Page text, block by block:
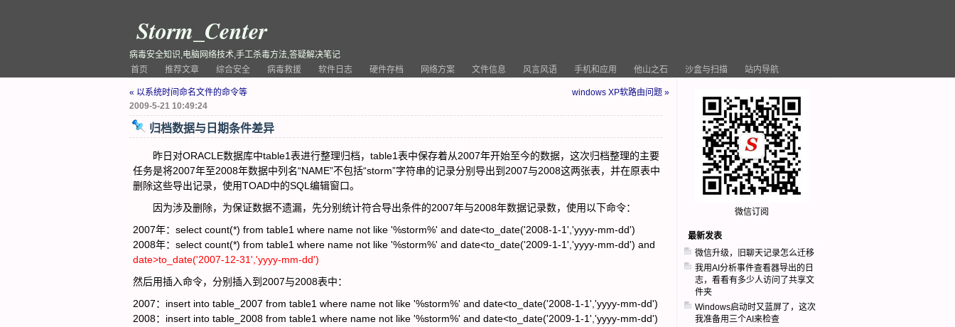
Storm_Center
病毒安全知识,电脑网络技术,手工杀毒方法,答疑解决笔记
首页
推荐文章 综合安全 病毒救援 软件日志 硬件存档 网络方案 文件信息 风言风语 手机和应用 他山之石 沙盒与扫描 站内导航
« 以系统时间命名文件的命令等
windows XP软路由问题 »
2009-5-21 10:49:24
归档数据与日期条件差异
昨日对ORACLE数据库中table1表进行整理归档，table1表中保存着从2007年开始至今的数据，这次归档整理的主要
任务是将2007年至2008年数据中列名“NAME”不包括“storm”字符串的记录分别导出到2007与2008这两张表，并在原表中
删除这些导出记录，使用TOAD中的SQL编辑窗口。
因为涉及删除，为保证数据不遗漏，先分别统计符合导出条件的2007年与2008年数据记录数，使用以下命令：
2007年：select count(*) from table1 where name not like '%storm%' and date<to_date('2008-1-1','yyyy-mm-dd')
2008年：select count(*) from table1 where name not like '%storm%' and date<to_date('2009-1-1','yyyy-mm-dd') and
date>to_date('2007-12-31','yyyy-mm-dd')
然后用插入命令，分别插入到2007与2008表中：
2007：insert into table_2007 from table1 where name not like '%storm%' and date<to_date('2008-1-1','yyyy-mm-dd')
2008：insert into table_2008 from table1 where name not like '%storm%' and date<to_date('2009-1-1','yyyy-mm-dd')
微信订阅
最新发表
微信升级，旧聊天记录怎么迁移
我用AI分析事件查看器导出的日
志，看看有多少人访问了共享文
件夹
Windows启动时又蓝屏了，这次
我准备用三个AI来检查